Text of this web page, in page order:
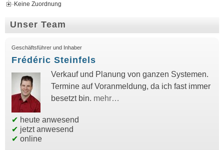
Keine Zuordnung
Unser Team
Geschäftsführer und Inhaber
Frédéric Steinfels
Verkauf und Planung von ganzen Systemen.
Termine auf Voranmeldung, da ich fast immer
besetzt bin. mehr…
✔ heute anwesend
✔ jetzt anwesend
✔ online